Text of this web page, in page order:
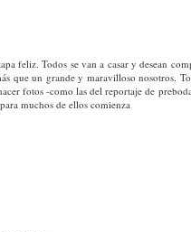
feliz. Todos se van a casar y desean
que un grande y maravilloso nosotros.
fotos -como las del reportaje de
muchos de ellos comienza